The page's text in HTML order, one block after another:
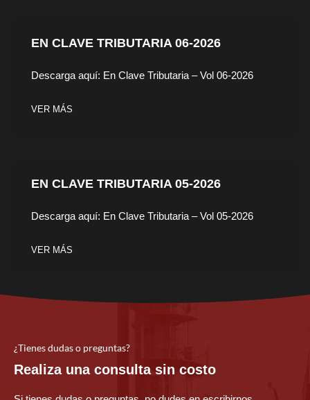
EN CLAVE TRIBUTARIA 06-2026
Descarga aquí: En Clave Tributaria – Vol 06-2026
VER MÁS
EN CLAVE TRIBUTARIA 05-2026
Descarga aquí: En Clave Tributaria – Vol 05-2026
VER MÁS
¿Tienes dudas o preguntas?
Realiza una consulta sin costo